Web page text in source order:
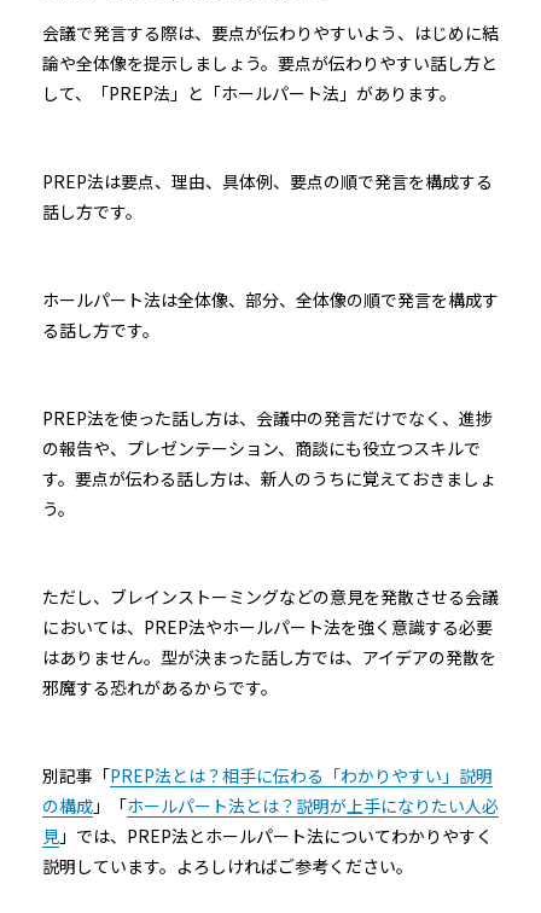
会議で発言する際は、要点が伝わりやすいよう、はじめに結
論や全体像を提示しましょう。要点が伝わりやすい話し方と
して、「PREP法」と「ホールパート法」があります。
PREP法は要点、理由、具体例、要点の順で発言を構成する
話し方です。
ホールパート法は全体像、部分、全体像の順で発言を構成す
る話し方です。
PREP法を使った話し方は、会議中の発言だけでなく、進捗
の報告や、プレゼンテーション、商談にも役立つスキルで
す。要点が伝わる話し方は、新人のうちに覚えておきましょ
う。
ただし、ブレインストーミングなどの意見を発散させる会議
においては、PREP法やホールパート法を強く意識する必要
はありません。型が決まった話し方では、アイデアの発散を
邪魔する恐れがあるからです。
別記事「PREP法とは？相手に伝わる「わかりやすい」説明
の構成 」「ホールパート法とは？説明が上手になりたい人必
見 」では、PREP法とホールパート法についてわかりやすく
説明しています。よろしければご参考ください。